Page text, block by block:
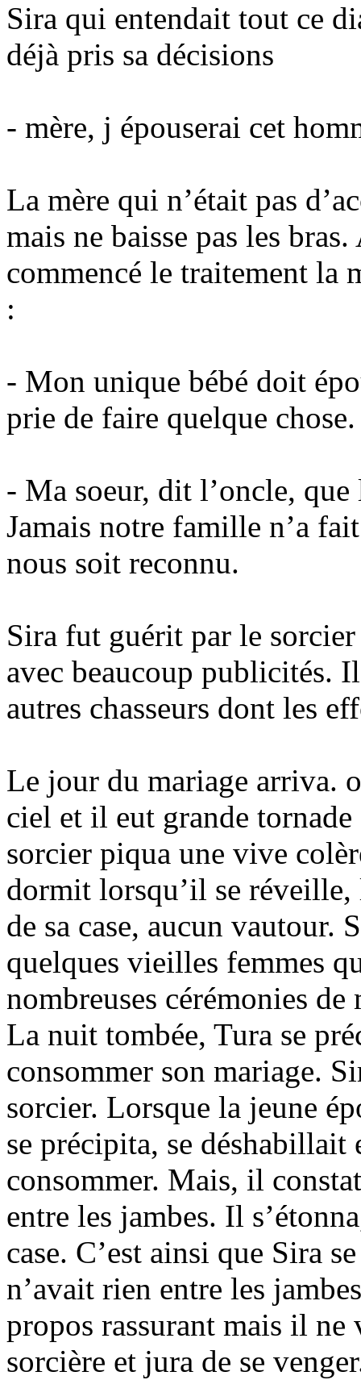
Sira qui entendait tout ce
déjà pris sa décisions
- mère, j épouserai cet
La mère qui n’était pas
mais ne baisse pas les
commencé le traitement la
:
- Mon unique bébé doit
prie de faire quelque chose.
- Ma soeur, dit l’oncle,
Jamais notre famille n’a
nous soit reconnu.
Sira fut guérit par le
avec beaucoup publicités.
autres chasseurs dont les
Le jour du mariage arriva.
ciel et il eut grande
sorcier piqua une vive
dormit lorsqu’il se
de sa case, aucun vautour.
quelques vieilles femmes
nombreuses cérémonies
La nuit tombée, Tura se
consommer son mariage.
sorcier. Lorsque la jeune
se précipita, se
consommer. Mais, il
entre les jambes. Il
case. C’est ainsi que Sira
n’avait rien entre les
propos rassurant mais il
sorcière et jura de se